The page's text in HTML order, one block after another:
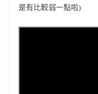
是有比較弱一點啦)